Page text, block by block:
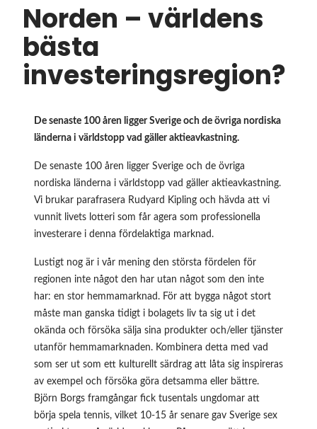
Norden – världens
bästa
investeringsregion?
De senaste 100 åren ligger Sverige och de övriga nordiska
länderna i världstopp vad gäller aktieavkastning.
De senaste 100 åren ligger Sverige och de övriga
nordiska länderna i världstopp vad gäller aktieavkastning.
Vi brukar parafrasera Rudyard Kipling och hävda att vi
vunnit livets lotteri som får agera som professionella
investerare i denna fördelaktiga marknad.
Lustigt nog är i vår mening den största fördelen för
regionen inte något den har utan något som den inte
har: en stor hemmamarknad. För att bygga något stort
måste man ganska tidigt i bolagets liv ta sig ut i det
okända och försöka sälja sina produkter och/eller tjänster
utanför hemmamarknaden. Kombinera detta med vad
som ser ut som ett kulturellt särdrag att låta sig inspireras
av exempel och försöka göra detsamma eller bättre.
Björn Borgs framgångar fick tusentals ungdomar att
börja spela tennis, vilket 10-15 år senare gav Sverige sex